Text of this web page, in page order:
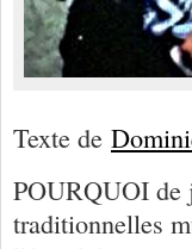
Texte de
POURQUOI de
traditionnelles